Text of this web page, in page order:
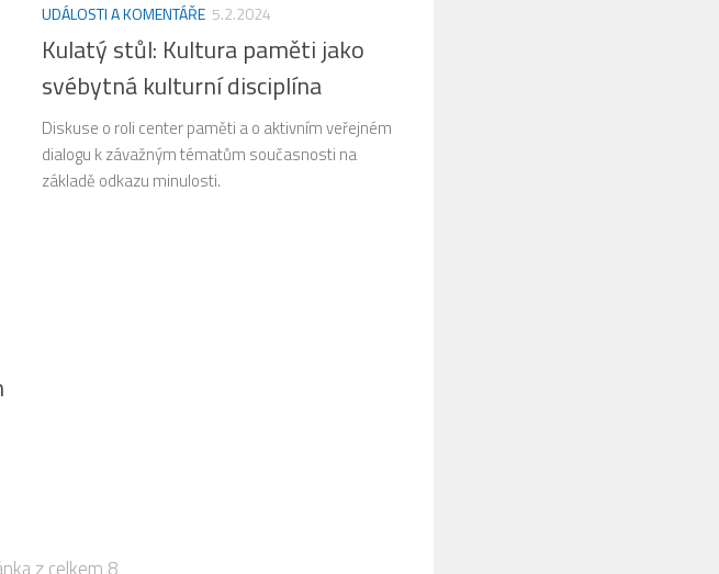
UDÁLOSTI A KOMENTÁŘE 5.2.2024
Kulatý stůl: Kultura paměti jako
svébytná kulturní disciplína
Diskuse o roli center paměti a o aktivním veřejném
dialogu k závažným tématům současnosti na
základě odkazu minulosti.